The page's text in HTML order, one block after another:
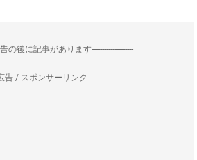
告の後に記事があります--------------------
告 / スポンサーリンク